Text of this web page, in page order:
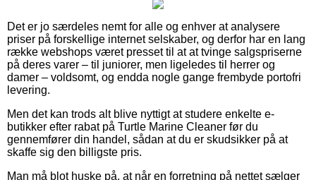
Det er jo særdeles nemt for alle og enhver at analysere
priser på forskellige internet selskaber, og derfor har en lang
række webshops været presset til at at tvinge salgspriserne
på deres varer – til juniorer, men ligeledes til herrer og
damer – voldsomt, og endda nogle gange frembyde portofri
levering.
Men det kan trods alt blive nyttigt at studere enkelte e-
butikker efter rabat på Turtle Marine Cleaner før du
gennemfører din handel, sådan at du er skudsikker på at
skaffe sig den billigste pris.
Man må blot huske på, at når en forretning på nettet sælger